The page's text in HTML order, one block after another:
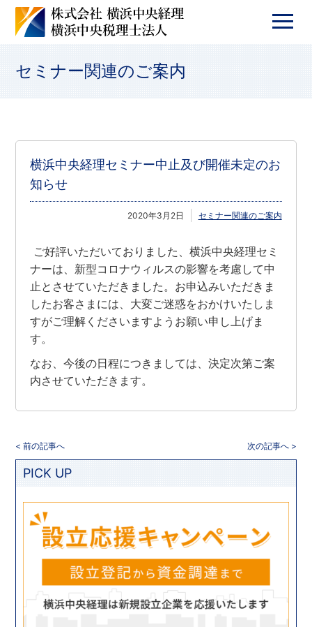
セミナー関連のご案内
横浜中央経理セミナー中止及び開催未定のお
知らせ
2020年3月2日 セミナー関連のご案内
ご好評いただいておりました、横浜中央経理セミ
ナーは、新型コロナウィルスの影響を考慮して中
止とさせていただきました。お申込みいただきま
したお客さまには、大変ご迷惑をおかけいたしま
すがご理解くださいますようお願い申し上げま
す。
なお、今後の日程につきましては、決定次第ご案
内させていただきます。
< 前の記事へ 次の記事へ >
PICK UP